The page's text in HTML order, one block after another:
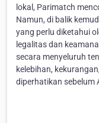
lokal, Parimatch
Namun, di balik
yang perlu diketahui
legalitas dan
secara menyeluruh
kelebihan,
diperhatikan sebelum